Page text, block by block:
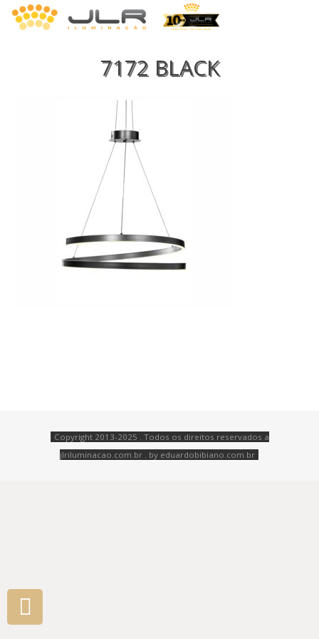
7172 BLACK
Copyright 2013-2025 . Todos os direitos reservados a
jlriluminacao.com.br . by eduardobibiano.com.br